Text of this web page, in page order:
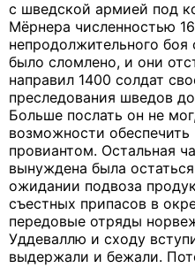
с шведской армией под
Мёрнера численностью
непродолжительного
было сломлено, и они
направил 1400 солдат
преследования шведов
Больше послать он не
возможности
провиантом. Остальная
вынуждена была
ожидании подвоза
съестных припасов в
передовые отряды
Уддеваллю и сходу
выдержали и бежали.